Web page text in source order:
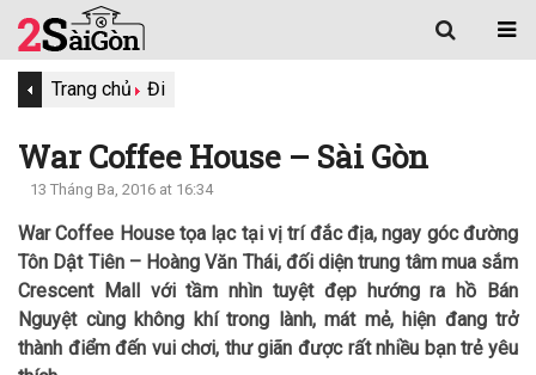
Trang chủ Đi
War Coffee House – Sài Gòn
13 Tháng Ba, 2016 at 16:34
War Coffee House tọa lạc tại vị trí đắc địa, ngay góc đường
Tôn Dật Tiên – Hoàng Văn Thái, đối diện trung tâm mua sắm
Crescent Mall với tầm nhìn tuyệt đẹp hướng ra hồ Bán
Nguyệt cùng không khí trong lành, mát mẻ, hiện đang trở
thành điểm đến vui chơi, thư giãn được rất nhiều bạn trẻ yêu